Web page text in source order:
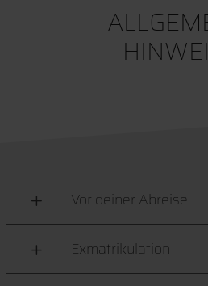
Vor deiner Abreise
Exmatrikulation